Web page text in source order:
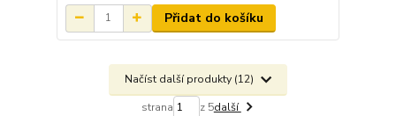
Přidat do košíku
Načíst další produkty (12)
strana z 5další